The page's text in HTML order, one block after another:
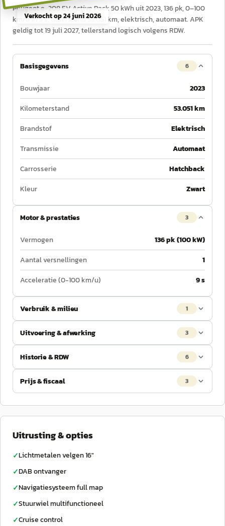
Verkocht op24 juni 2026
Peugeot e-208 EV Active Pack 50 kWh uit 2023, 136 pk, 0–100
km/u in 9 s, tellerstand 53.051 km, elektrisch, automaat. APK
geldig tot 19 juli 2027, tellerstand logisch volgens RDW.
Basisgegevens 6
Bouwjaar
2023
Kilometerstand
53.051 km
Brandstof
Elektrisch
Transmissie
Automaat
Carrosserie
Hatchback
Kleur
Zwart
Motor & prestaties 3
Vermogen
136 pk (100 kW)
Aantal versnellingen
1
Acceleratie (0-100 km/u)
9 s
Verbruik & milieu 1
Uitvoering & afwerking 3
Historie & RDW 6
Prijs & fiscaal 3
Uitrusting & opties
✓Lichtmetalen velgen 16"
✓DAB ontvanger
✓Navigatiesysteem full map
✓Stuurwiel multifunctioneel
✓Cruise control